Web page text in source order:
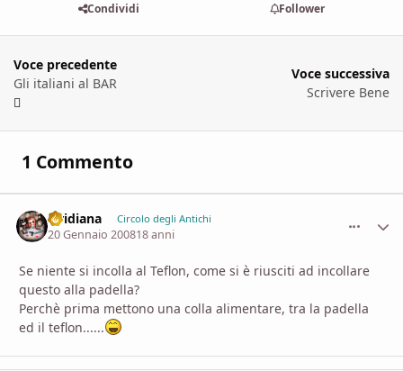
Condividi Follower
Voce precedente
Gli italiani al BAR
Voce successiva
Scrivere Bene
1 Commento
viridiana Circolo degli Antichi
20 Gennaio 200818 anni
Se niente si incolla al Teflon, come si è riusciti ad incollare
questo alla padella?
Perchè prima mettono una colla alimentare, tra la padella
ed il teflon......